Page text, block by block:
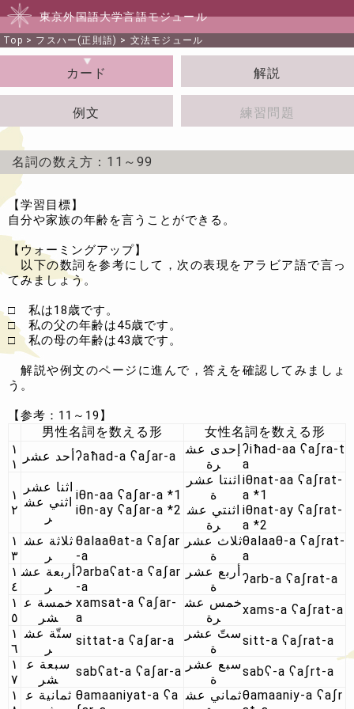
東京外国語大学言語モジュール
Top > フスハー(正則語) > 文法モジュール
カード 解説
例文 練習問題
名詞の数え方：11～99
【学習目標】
自分や家族の年齢を言うことができる。
【ウォーミングアップ】
以下の数詞を参考にして，次の表現をアラビア語で言っ
てみましょう。
□ 私は18歳です。
□ 私の父の年齢は45歳です。
□ 私の母の年齢は43歳です。
解説や例文のページに進んで，答えを確認してみましょ
う。
【参考：11～19】
男性名詞を数える形
女性名詞を数える形
١
١
أحد عشرʔaħad-a ʕaʃar-a
إحدى عش
رة
ʔiħad-aa ʕaʃra-t
a
١
٢
اثنا عشر
اثني عش
ر
iθn-aa ʕaʃar-a *1
iθn-ay ʕaʃar-a *2
اثنتا عشر
ة
اثنتي عش
رة
iθnat-aa ʕaʃrat-
a *1
iθnat-ay ʕaʃrat-
a *2
١
٣
ثلاثة عش
ر
θalaaθat-a ʕaʃar
-a
ثلاث عشر
ة
θalaaθ-a ʕaʃrat-
a
١
٤
أربعة عش
ر‏
ʔarbaʕat-a ʕaʃar
-a
أربع عشر
ة‏
ʔarb-a ʕaʃrat-a
١
٥
خمسة ع
شر
xamsat-a ʕaʃar-
a
خمس عش
رة
xams-a ʕaʃrat-a
١
٦
ستّة عش
ر
sittat-a ʕaʃar-a
ستّ عشر
ة
sitt-a ʕaʃrat-a
١
٧
سبعة ع
شر
sabʕat-a ʕaʃar-a سبع عشر
ة
sabʕ-a ʕaʃrt-a
١
ثمانية ع θamaaniyat-a ʕa ثماني عشθamaaniy-a ʕaʃr